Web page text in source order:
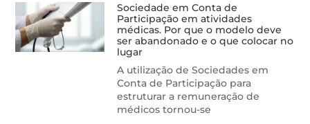
Sociedade em Conta de
Participação em atividades
médicas. Por que o modelo deve
ser abandonado e o que colocar no
lugar
A utilização de Sociedades em
Conta de Participação para
estruturar a remuneração de
médicos tornou-se